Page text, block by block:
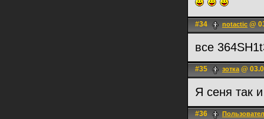
#34 notactic @
все
#35 зотка@
Я сеня так
#36